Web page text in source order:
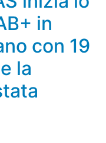
in
con 19
la